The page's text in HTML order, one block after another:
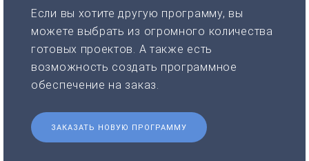
Если вы хотите другую программу, вы
можете выбрать из огромного количества
готовых проектов. А также есть
возможность создать программное
обеспечение на заказ.
ЗАКАЗАТЬ НОВУЮ ПРОГРАММУ